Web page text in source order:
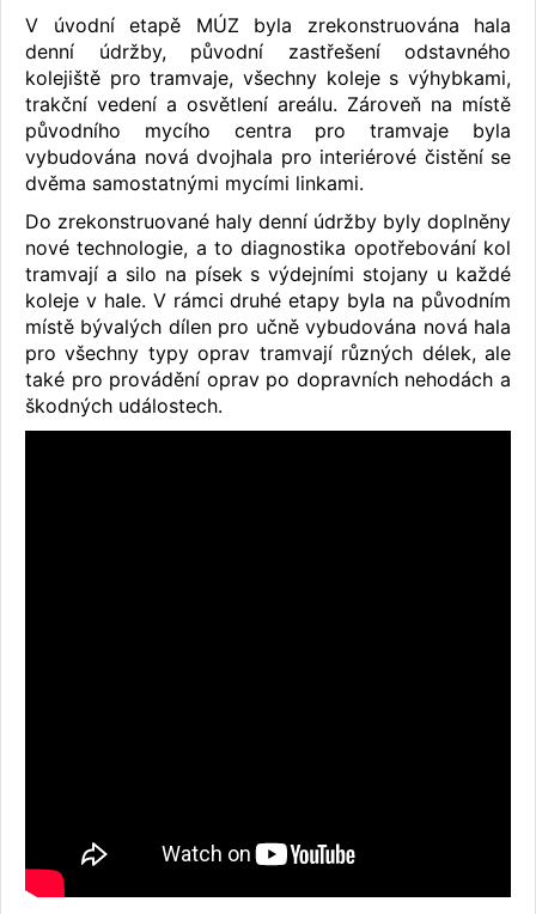
V úvodní etapě MÚZ byla zrekonstruována hala
denní údržby, původní zastřešení odstavného
kolejiště pro tramvaje, všechny koleje s výhybkami,
trakční vedení a osvětlení areálu. Zároveň na místě
původního mycího centra pro tramvaje byla
vybudována nová dvojhala pro ​​interiérové čistění se
dvěma samostatnými mycími linkami.
Do zrekonstruované haly denní údržby byly doplněny
nové technologie, a to diagnostika opotřebování kol
tramvají a silo na písek s výdejními stojany u každé
koleje v hale. V rámci druhé etapy byla na původním
místě bývalých dílen pro učně vybudována nová hala
pro všechny typy oprav tramvají různých délek, ale
také pro provádění oprav po dopravních nehodách a
škodných událostech.